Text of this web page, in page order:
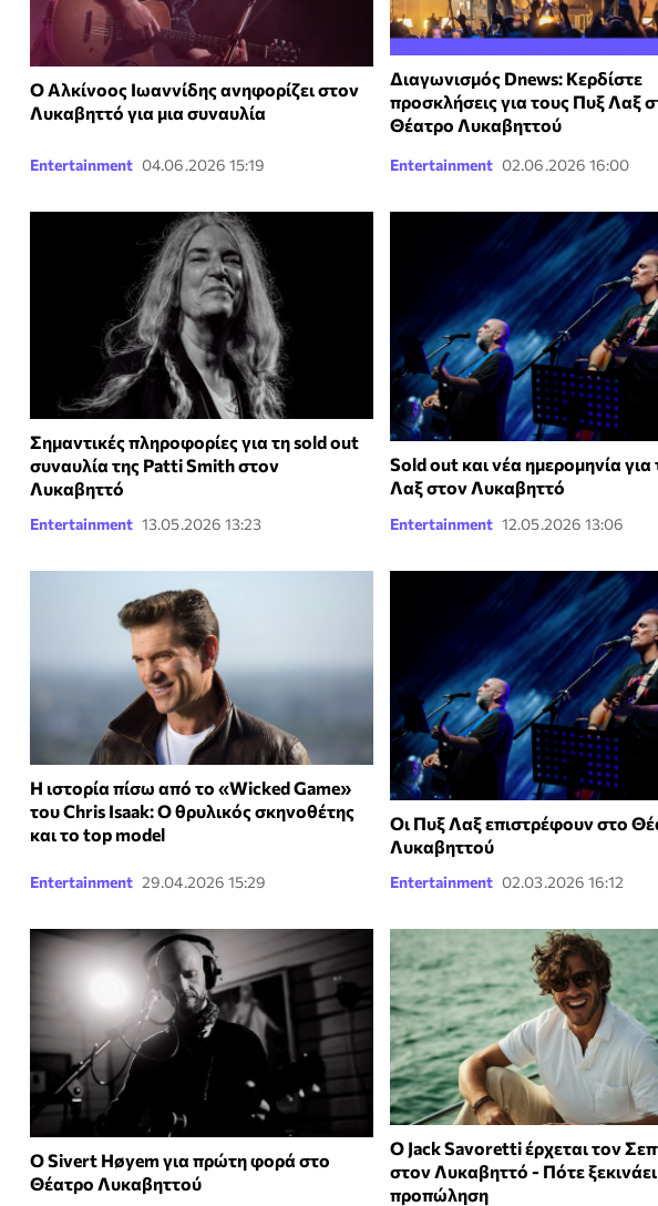
Ο Αλκίνοος Ιωαννίδης ανηφορίζει στον
Λυκαβηττό για μια συναυλία
Entertainment 04.06.2026 15:19
Διαγωνισμός Dnews: Κερδίστε
προσκλήσεις για τους Πυξ Λαξ
Θέατρο Λυκαβηττού
Entertainment 02.06.2026 16:00
Σημαντικές πληροφορίες για τη sold out
συναυλία της Patti Smith στον
Λυκαβηττό
Entertainment 13.05.2026 13:23
Sold out και νέα ημερομηνία για
Λαξ στον Λυκαβηττό
Entertainment 12.05.2026 13:06
Η ιστορία πίσω από το «Wicked Game»
του Chris Isaak: Ο θρυλικός σκηνοθέτης
και το top model
Entertainment 29.04.2026 15:29
Οι Πυξ Λαξ επιστρέφουν στο
Λυκαβηττού
Entertainment 02.03.2026 16:12
O Sivert Høyem για πρώτη φορά στο
Θέατρο Λυκαβηττού
O Jack Savoretti έρχεται τον
στον Λυκαβηττό - Πότε
προπώληση